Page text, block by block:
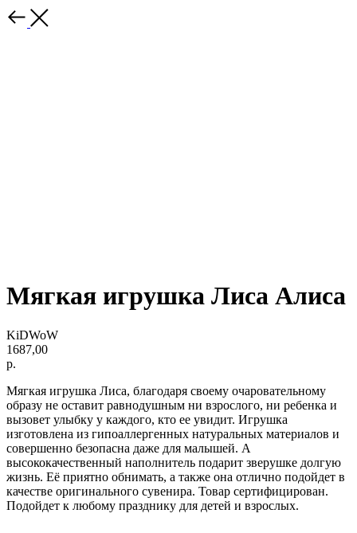
Мягкая игрушка Лиса Алиса
KiDWoW
1687,00
р.
Мягкая игрушка Лиса, благодаря своему очаровательному
образу не оставит равнодушным ни взрослого, ни ребенка и
вызовет улыбку у каждого, кто ее увидит. Игрушка
изготовлена из гипоаллергенных натуральных материалов и
совершенно безопасна даже для малышей. А
высококачественный наполнитель подарит зверушке долгую
жизнь. Её приятно обнимать, а также она отлично подойдет в
качестве оригинального сувенира. Товар сертифицирован.
Подойдет к любому празднику для детей и взрослых.